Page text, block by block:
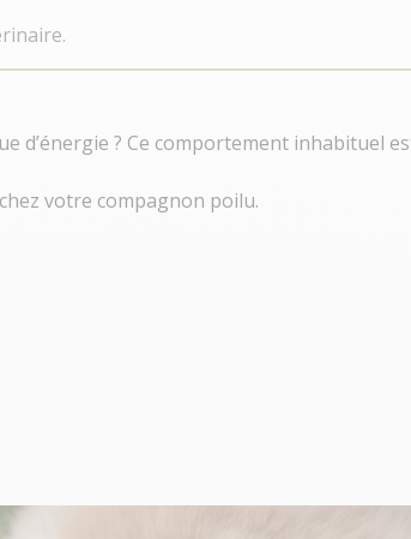
d’énergie ? Ce comportement inhabituel
votre compagnon poilu.